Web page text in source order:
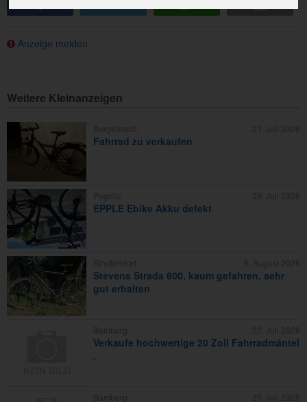
Anzeige melden
Weitere Kleinanzeigen
Fahrrad zu verkaufen
EPPLE Ebike Akku defekt
Stevens Strada 600, kaum gefahren, sehr
gut erhalten
Verkaufe hochwertige 20 Zoll Fahrradmäntel
.